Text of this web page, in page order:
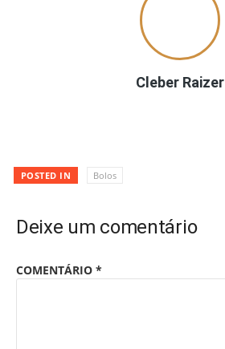
Cleber Raizer
POSTED IN Bolos
Deixe um comentário
COMENTÁRIO *